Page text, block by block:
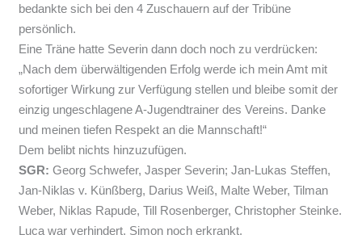
bedankte sich bei den 4 Zuschauern auf der Tribüne
persönlich.
Eine Träne hatte Severin dann doch noch zu verdrücken:
„Nach dem überwältigenden Erfolg werde ich mein Amt mit
sofortiger Wirkung zur Verfügung stellen und bleibe somit der
einzig ungeschlagene A-Jugendtrainer des Vereins. Danke
und meinen tiefen Respekt an die Mannschaft!“
Dem belibt nichts hinzuzufügen.
SGR: Georg Schwefer, Jasper Severin; Jan-Lukas Steffen,
Jan-Niklas v. Künßberg, Darius Weiß, Malte Weber, Tilman
Weber, Niklas Rapude, Till Rosenberger, Christopher Steinke.
Luca war verhindert, Simon noch erkrankt.